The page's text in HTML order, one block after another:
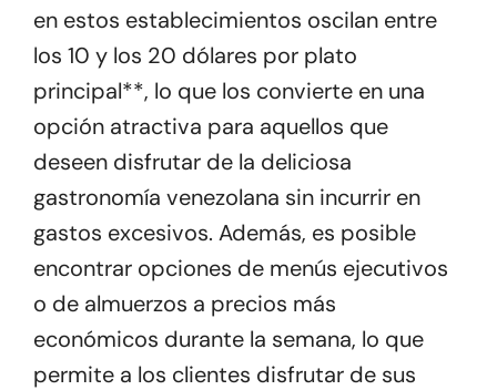
en estos establecimientos oscilan entre
los 10 y los 20 dólares por plato
principal**, lo que los convierte en una
opción atractiva para aquellos que
deseen disfrutar de la deliciosa
gastronomía venezolana sin incurrir en
gastos excesivos. Además, es posible
encontrar opciones de menús ejecutivos
o de almuerzos a precios más
económicos durante la semana, lo que
permite a los clientes disfrutar de sus